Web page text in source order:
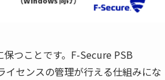
つことです。 F-Secure PSB
センスの管理が行える仕組みにな